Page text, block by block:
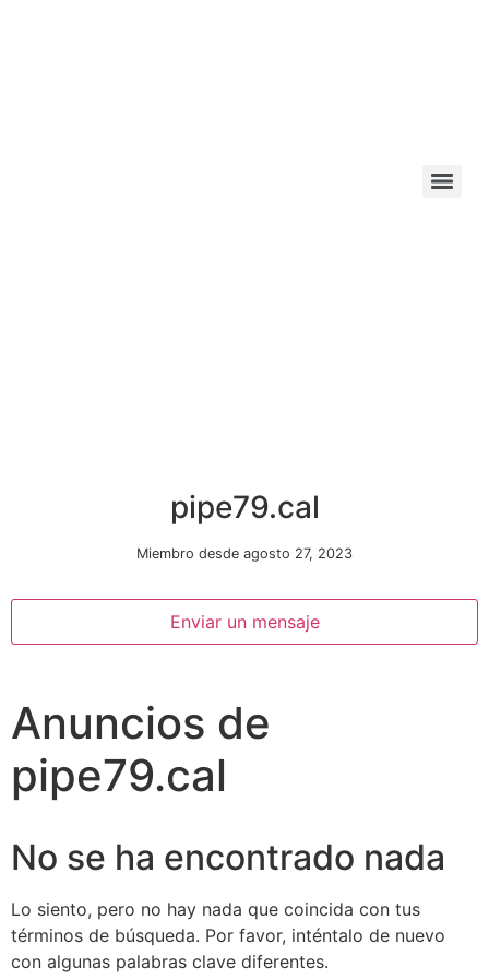
pipe79.cal
Miembro desde agosto 27, 2023
Enviar un mensaje
Anuncios de
pipe79.cal
No se ha encontrado nada
Lo siento, pero no hay nada que coincida con tus
términos de búsqueda. Por favor, inténtalo de nuevo
con algunas palabras clave diferentes.
Necesarias
Estas
cookies no
son
opcionales.
necesarias
para que
web.